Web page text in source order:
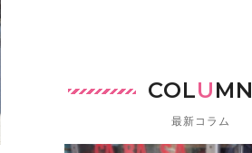
COLUMN
最新コラム